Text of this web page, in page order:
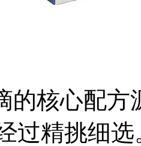
的核心配方
过精挑细